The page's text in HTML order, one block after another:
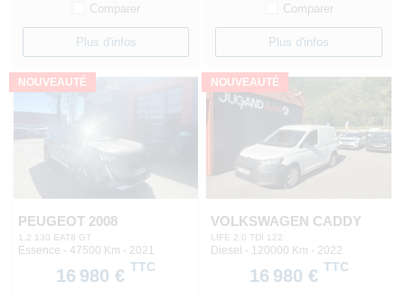
Comparer
Plus d'infos
Comparer
Plus d'infos
NOUVEAUTÉ
PEUGEOT 2008
1.2 130 EAT8 GT
Essence - 47500 Km - 2021
16 980 € TTC
NOUVEAUTÉ
VOLKSWAGEN CADDY
LIFE 2.0 TDI 122
Diesel - 120000 Km - 2022
16 980 € TTC